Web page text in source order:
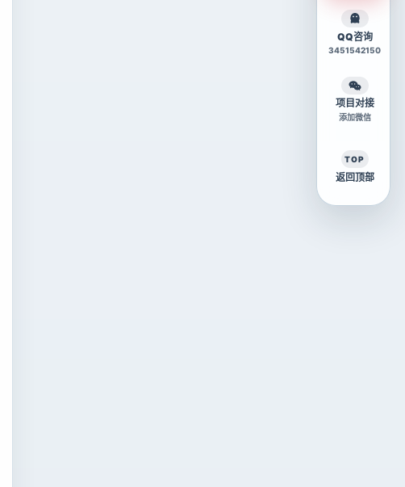
QQ咨询
3451542150
项目对接
添加微信
TOP
返回顶部